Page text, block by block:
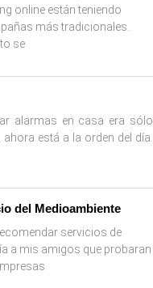
online están teniendo
más tradicionales.
se
alarmas en casa era sólo
está a la orden del día.
del Medioambiente
servicios de
a mis amigos que probaran